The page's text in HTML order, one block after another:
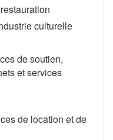
culturelle
de soutien,
et services
de location et de